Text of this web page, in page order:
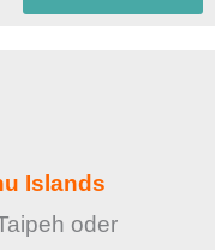
Islands
oder